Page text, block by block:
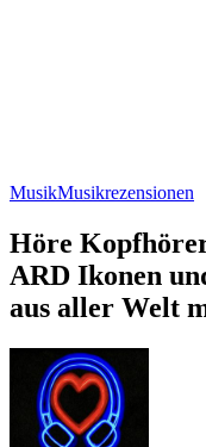
MusikMusikrezensionen
Höre
ARD Ikonen
aus aller Welt